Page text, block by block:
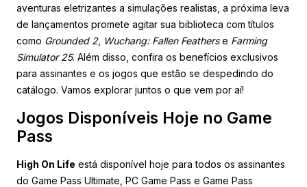
aventuras eletrizantes a simulações realistas, a próxima leva
de lançamentos promete agitar sua biblioteca com títulos
como Grounded 2, Wuchang: Fallen Featherse Farming
Simulator 25. Além disso, confira os benefícios exclusivos
para assinantes e os jogos que estão se despedindo do
catálogo. Vamos explorar juntos o que vem por aí!
Jogos Disponíveis Hoje no Game
Pass
High On Life está disponível hoje para todos os assinantes
do Game Pass Ultimate, PC Game Pass e Game Pass